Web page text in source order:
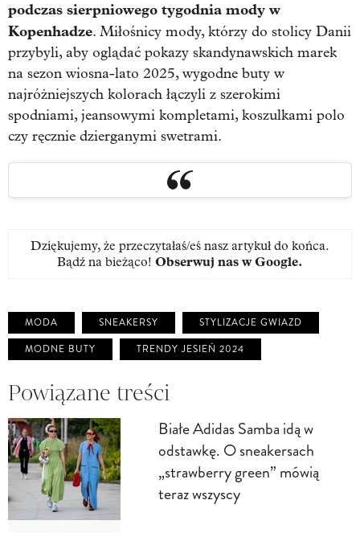
podczas sierpniowego tygodnia mody w
Kopenhadze. Miłośnicy mody, którzy do stolicy Danii
przybyli, aby oglądać pokazy skandynawskich marek
na sezon wiosna-lato 2025, wygodne buty w
najróżniejszych kolorach łączyli z szerokimi
spodniami, jeansowymi kompletami, koszulkami polo
czy ręcznie dzierganymi swetrami.
Dziękujemy, że przeczytałaś/eś nasz artykuł do końca.
Bądź na bieżąco! Obserwuj nas w Google.
MODA SNEAKERSY
STYLIZACJE GWIAZD
MODNE BUTY
TRENDY JESIEŃ 2024
Powiązane treści
Białe Adidas Samba idą w
odstawkę. O sneakersach
„strawberry green” mówią
teraz wszyscy